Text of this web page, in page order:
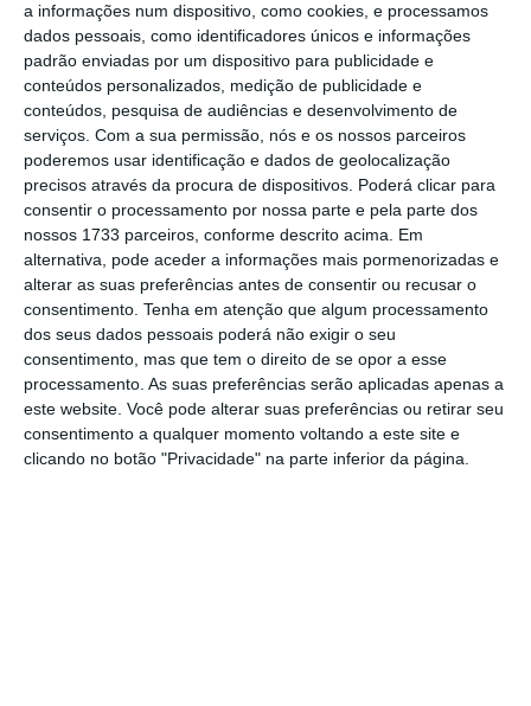
a informações num dispositivo, como cookies, e processamos
dados pessoais, como identificadores únicos e informações
padrão enviadas por um dispositivo para publicidade e
conteúdos personalizados, medição de publicidade e
conteúdos, pesquisa de audiências e desenvolvimento de
serviços. Com a sua permissão, nós e os nossos parceiros
poderemos usar identificação e dados de geolocalização
precisos através da procura de dispositivos. Poderá clicar para
consentir o processamento por nossa parte e pela parte dos
nossos 1733 parceiros, conforme descrito acima. Em
alternativa, pode aceder a informações mais pormenorizadas e
alterar as suas preferências antes de consentir ou recusar o
consentimento. Tenha em atenção que algum processamento
dos seus dados pessoais poderá não exigir o seu
consentimento, mas que tem o direito de se opor a esse
processamento. As suas preferências serão aplicadas apenas a
este website. Você pode alterar suas preferências ou retirar seu
consentimento a qualquer momento voltando a este site e
clicando no botão "Privacidade" na parte inferior da página.
empresa pede aos clientes que poupem no
consumo de gás, para abrandar o
esvaziamento das reservas.“Recomendamos
que adote, com a maior brevidade, medidas
mitigadores de consumos de gás, por forma a
aumentar a autonomia do parque de
abastecimento da urbanização”, indica a
companhia.
Este gás derivado do petróleo (GPL) serve de
abastecimento a várias urbanizações e não
está relacionado com o gás natural fornecido
em grandes centros urbanos, como Lisboa. O
abastecimento deste gás às habitações é
feito através de botijas colocadas junto de